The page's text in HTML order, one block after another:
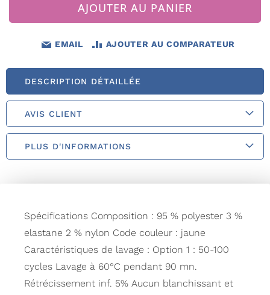
AJOUTER AU PANIER
EMAIL AJOUTER AU COMPARATEUR
DESCRIPTION DÉTAILLÉE
AVIS CLIENT
PLUS D'INFORMATIONS
Spécifications Composition : 95 % polyester 3 %
elastane 2 % nylon Code couleur : jaune
Caractéristiques de lavage : Option 1 : 50-100
cycles Lavage à 60°C pendant 90 mn.
Rétrécissement inf. 5% Aucun blanchissant et